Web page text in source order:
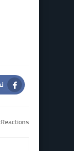
Reactions: